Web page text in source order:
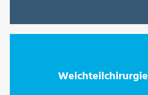
Weichteilchirurgie